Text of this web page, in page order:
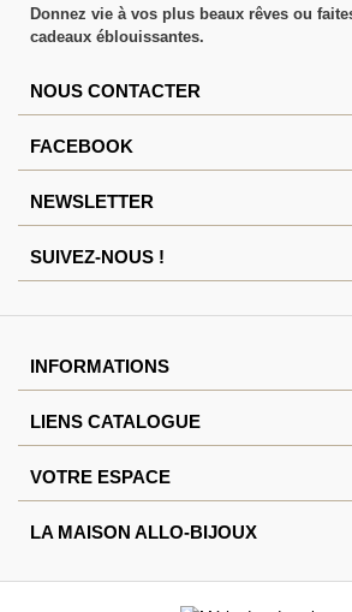
Donnez vie à vos plus beaux rêves ou
cadeaux éblouissantes.
NOUS CONTACTER
FACEBOOK
NEWSLETTER
SUIVEZ-NOUS !
INFORMATIONS
LIENS CATALOGUE
VOTRE ESPACE
LA MAISON ALLO-BIJOUX